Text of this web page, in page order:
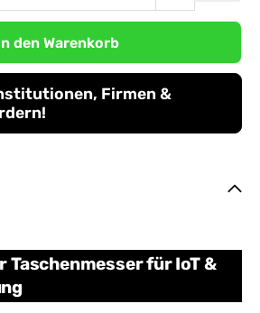
den Warenkorb
Firmen &
Taschenmesser für IoT &